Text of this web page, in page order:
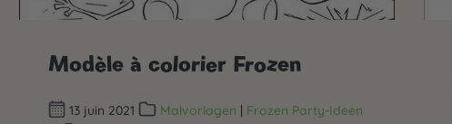
Modèle à colorier Frozen
13 juin 2021 Malvorlagen | Frozen Party-Ideen